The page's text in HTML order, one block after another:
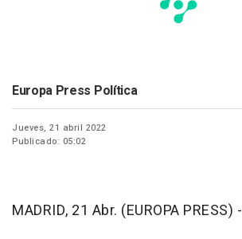
Europa Press Política
Jueves, 21 abril 2022
Publicado: 05:02
MADRID, 21 Abr. (EUROPA PRESS) -